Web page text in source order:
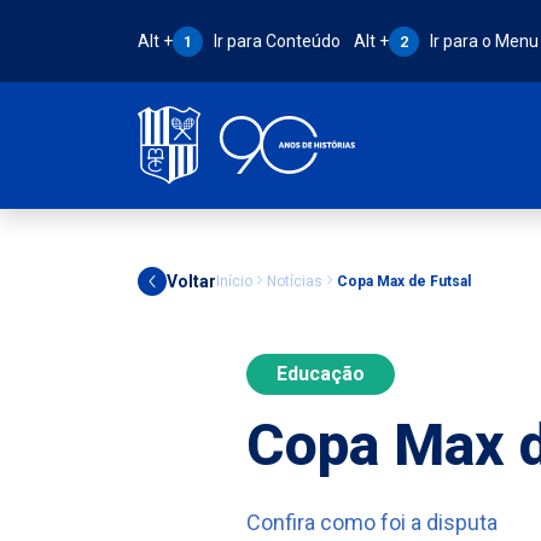
Atalho Alt + 1:
Alt + 1 Ir para Conteúdo Atalho Alt + 2:
Alt + 2 Ir para o Menu
Voltar Início Notícias Copa Max de Futsal
Educação
Copa Max
Confira como foi a disputa